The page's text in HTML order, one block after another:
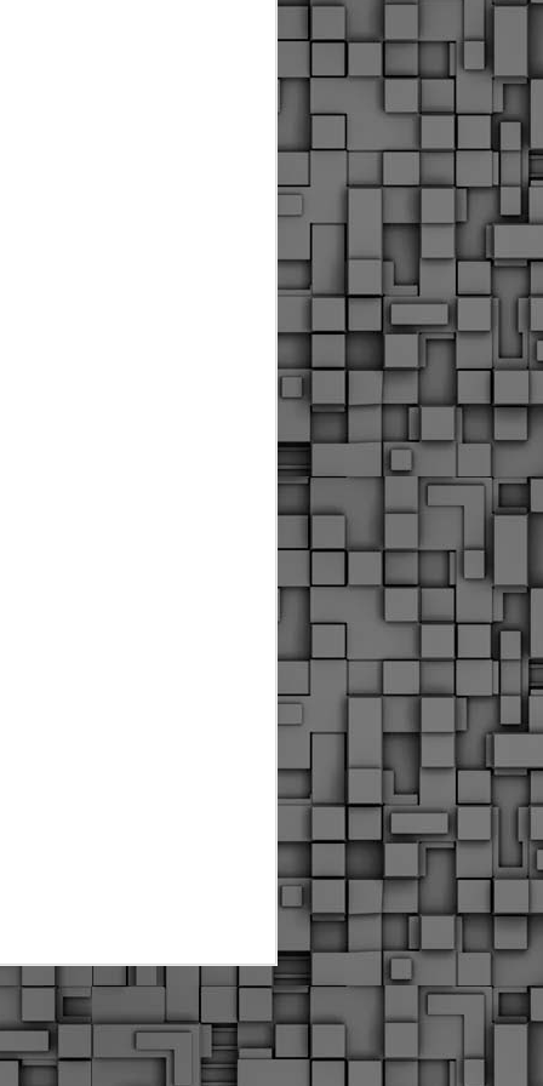
εκπαίδευσή τους και
καθήκοντα.
ο Δήμος παρέλαβε τρία
οποία θα χρησιμοποιούνται για
μετακινήσεις των